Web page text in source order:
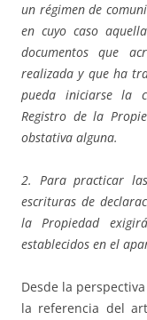
un régimen de
en cuyo caso
documentos que
realizada y que ha
pueda iniciarse la
Registro de la
obstativa alguna.
2. Para practicar
escrituras de
la Propiedad
establecidos en el
Desde la
la referencia del